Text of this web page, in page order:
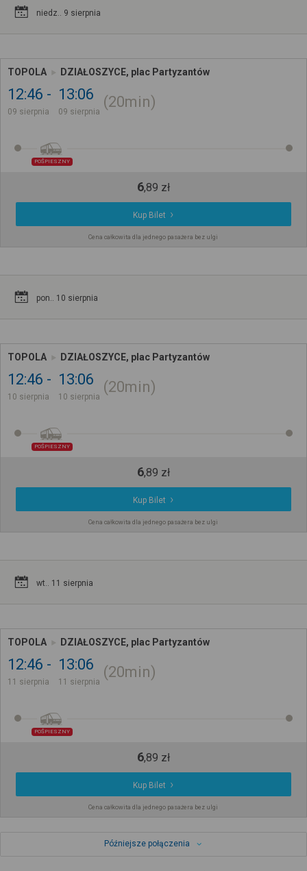
niedz.. 9 sierpnia
TOPOLA DZIAŁOSZYCE, plac Partyzantów
12:46
09 sierpnia
13:06
09 sierpnia
20min
POŚPIESZNY
6,89 zł
Kup Bilet
Cena całkowita dla jednego pasażera bez ulgi
pon.. 10 sierpnia
TOPOLA DZIAŁOSZYCE, plac Partyzantów
12:46
10 sierpnia
13:06
10 sierpnia
20min
POŚPIESZNY
6,89 zł
Kup Bilet
Cena całkowita dla jednego pasażera bez ulgi
wt.. 11 sierpnia
TOPOLA DZIAŁOSZYCE, plac Partyzantów
12:46
11 sierpnia
13:06
11 sierpnia
20min
POŚPIESZNY
6,89 zł
Kup Bilet
Cena całkowita dla jednego pasażera bez ulgi
Późniejsze połączenia